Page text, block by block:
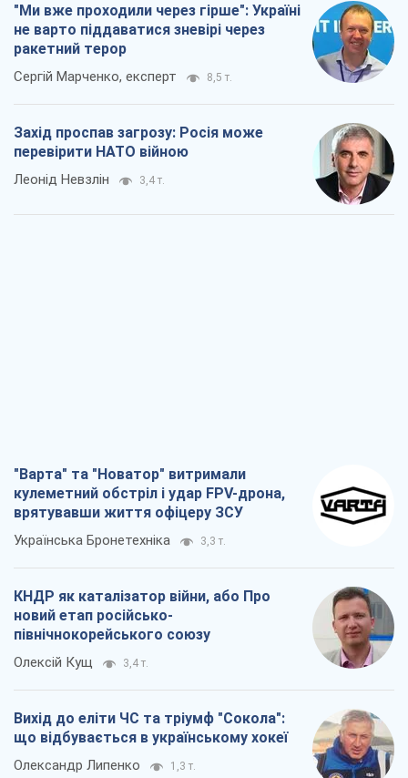
"Ми вже проходили через гірше": Україні
не варто піддаватися зневірі через
ракетний терор
Сергій Марченко, експерт 8,5 т.
Захід проспав загрозу: Росія може
перевірити НАТО війною
Леонід Невзлін 3,4 т.
"Варта" та "Новатор" витримали
кулеметний обстріл і удар FPV-дрона,
врятувавши життя офіцеру ЗСУ
Українська Бронетехніка 3,3 т.
КНДР як каталізатор війни, або Про
новий етап російсько-
північнокорейського союзу
Олексій Кущ 3,4 т.
Вихід до еліти ЧС та тріумф "Сокола":
що відбувається в українському хокеї
Олександр Липенко 1,3 т.